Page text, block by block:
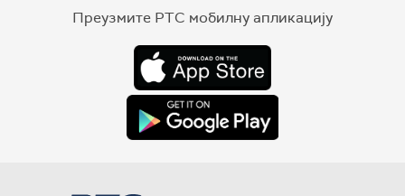
Преузмите РТС мобилну апликацију